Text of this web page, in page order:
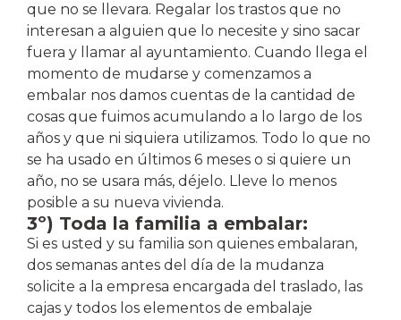
que no se llevara. Regalar los trastos que no
interesan a alguien que lo necesite y sino sacar
fuera y llamar al ayuntamiento. Cuando llega el
momento de mudarse y comenzamos a
embalar nos damos cuentas de la cantidad de
cosas que fuimos acumulando a lo largo de los
años y que ni siquiera utilizamos. Todo lo que no
se ha usado en últimos 6 meses o si quiere un
año, no se usara más, déjelo. Lleve lo menos
posible a su nueva vivienda.
3º) Toda la familia a embalar:
Si es usted y su familia son quienes embalaran,
dos semanas antes del día de la mudanza
solicite a la empresa encargada del traslado, las
cajas y todos los elementos de embalaje